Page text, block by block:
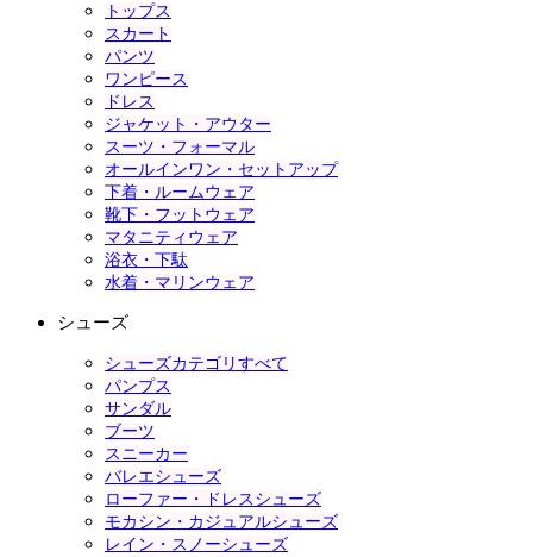
トップス
スカート
パンツ
ワンピース
ドレス
ジャケット・アウター
スーツ・フォーマル
オールインワン・セットアップ
下着・ルームウェア
靴下・フットウェア
マタニティウェア
浴衣・下駄
水着・マリンウェア
シューズ
シューズカテゴリすべて
パンプス
サンダル
ブーツ
スニーカー
バレエシューズ
ローファー・ドレスシューズ
モカシン・カジュアルシューズ
レイン・スノーシューズ